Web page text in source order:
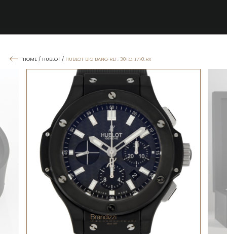
HOME / HUBLOT / HUBLOT BIG BANG REF. 301.CI.1770.RX